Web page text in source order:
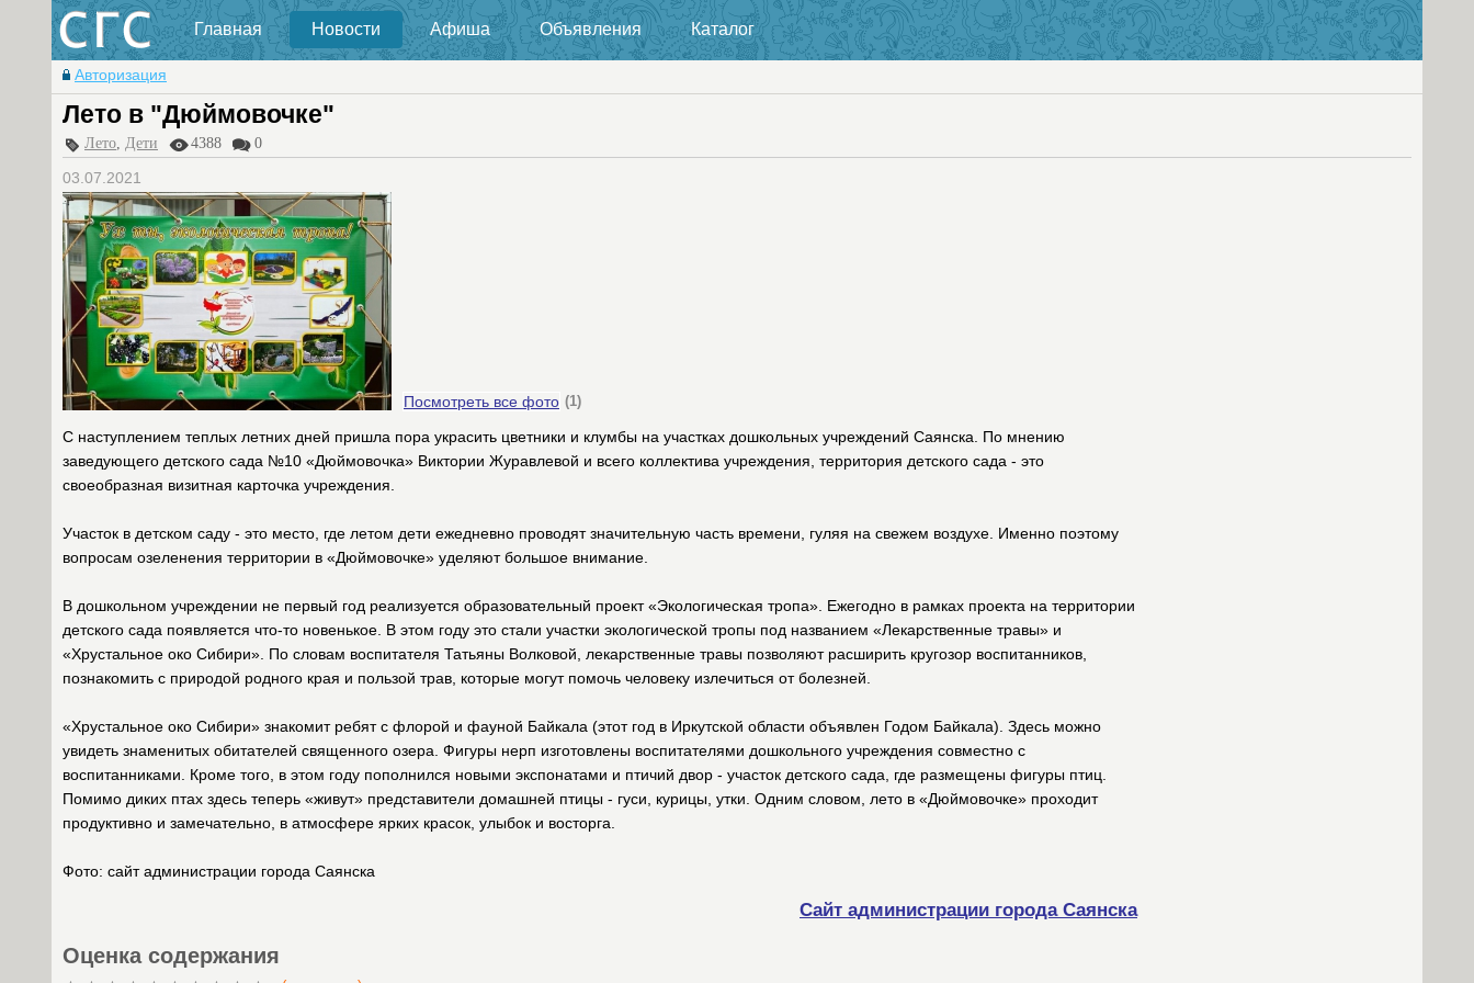
Главная Новости Афиша Объявления Каталог
Авторизация
Лето в "Дюймовочке"
Лето, Дети 4388 0
03.07.2021
Посмотреть все фото (1)
С наступлением теплых летних дней пришла пора украсить цветники и клумбы на участках дошкольных учреждений Саянска. По мнению
заведующего детского сада №10 «Дюймовочка» Виктории Журавлевой и всего коллектива учреждения, территория детского сада - это
своеобразная визитная карточка учреждения.
Участок в детском саду - это место, где летом дети ежедневно проводят значительную часть времени, гуляя на свежем воздухе. Именно поэтому
вопросам озеленения территории в «Дюймовочке» уделяют большое внимание.
В дошкольном учреждении не первый год реализуется образовательный проект «Экологическая тропа». Ежегодно в рамках проекта на территории
детского сада появляется что-то новенькое. В этом году это стали участки экологической тропы под названием «Лекарственные травы» и
«Хрустальное око Сибири». По словам воспитателя Татьяны Волковой, лекарственные травы позволяют расширить кругозор воспитанников,
познакомить с природой родного края и пользой трав, которые могут помочь человеку излечиться от болезней.
«Хрустальное око Сибири» знакомит ребят с флорой и фауной Байкала (этот год в Иркутской области объявлен Годом Байкала). Здесь можно
увидеть знаменитых обитателей священного озера. Фигуры нерп изготовлены воспитателями дошкольного учреждения совместно с
воспитанниками. Кроме того, в этом году пополнился новыми экспонатами и птичий двор - участок детского сада, где размещены фигуры птиц.
Помимо диких птах здесь теперь «живут» представители домашней птицы - гуси, курицы, утки. Одним словом, лето в «Дюймовочке» проходит
продуктивно и замечательно, в атмосфере ярких красок, улыбок и восторга.
Фото: сайт администрации города Саянска
Сайт администрации города Саянска
Оценка содержания